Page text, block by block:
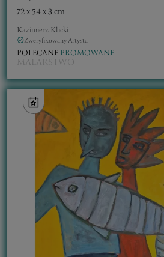
72 x 54 x 3 cm
Kazimierz Klicki
Zweryfikowany Artysta
POLECANE PROMOWANE
MALARSTWO